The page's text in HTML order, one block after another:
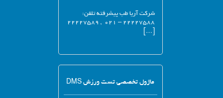
شرکت آریا طب پیشرفته تلفن:
۲۲۲۲۷۵۸۸ – ۰۲۱ , ۲۲۲۲۷۵۸۹
[…]
ماژول تخصصی تست ورزش DMS